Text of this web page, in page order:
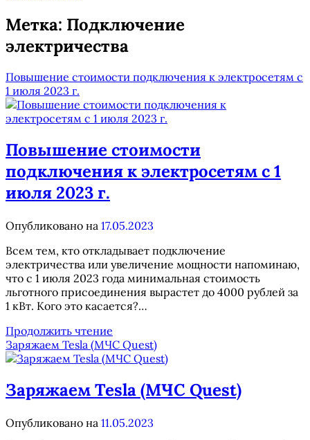
Метка: Подключение
электричества
Повышение стоимости подключения к электросетям с
1 июля 2023 г.
Повышение стоимости
подключения к электросетям с 1
июля 2023 г.
Опубликовано на 17.05.2023
Всем тем, кто откладывает подключение
электричества или увеличение мощности напоминаю,
что с 1 июля 2023 года минимальная стоимость
льготного присоединения вырастет до 4000 рублей за
1 кВт. Кого это касается?…
Продолжить чтение
стоимости
подключения
электросетям
с
июля
Заряжаем Tesla (МЧС Quest)
Заряжаем Tesla (МЧС Quest)
Опубликовано на 11.05.2023